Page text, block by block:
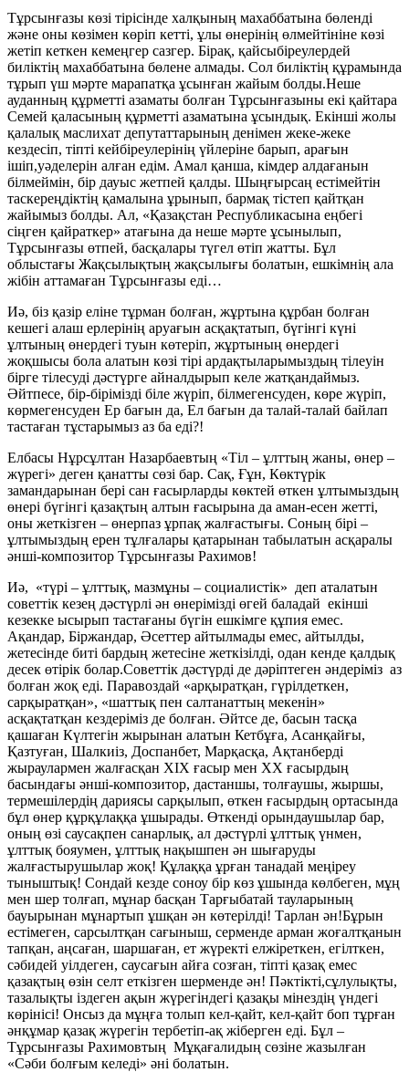
Тұрсынғазы көзі тірісінде халқының махаббатына бөленді
және оны көзімен көріп кетті, ұлы өнерінің өлмейтініне көзі
жетіп кеткен кемеңгер сазгер. Бірақ, қайсыбіреулердей
биліктің махаббатына бөлене алмады. Сол биліктің құрамында
тұрып үш мәрте марапатқа ұсынған жайым болды.Неше
ауданның құрметті азаматы болған Тұрсынғазыны екі қайтара
Семей қаласының құрметті азаматына ұсындық. Екінші жолы
қалалық маслихат депутаттарының денімен жеке-жеке
кездесіп, тіпті кейбіреулерінің үйлеріне барып, арағын
ішіп,уәделерін алған едім. Амал қанша, кімдер алдағанын
білмеймін, бір дауыс жетпей қалды. Шыңғырсаң естімейтін
таскереңдіктің қамалына ұрынып, бармақ тістеп қайтқан
жайымыз болды. Ал, «Қазақстан Республикасына еңбегі
сіңген қайраткер» атағына да неше мәрте ұсынылып,
Тұрсынғазы өтпей, басқалары түгел өтіп жатты. Бұл
облыстағы Жақсылықтың жақсылығы болатын, ешкімнің ала
жібін аттамаған Тұрсынғазы еді…
Иә, біз қазір еліне тұрман болған, жұртына құрбан болған
кешегі алаш ерлерінің аруағын асқақтатып, бүгінгі күні
ұлтының өнердегі туын көтеріп, жұртының өнердегі
жоқшысы бола алатын көзі тірі ардақтыларымыздың тілеуін
бірге тілесуді дәстүрге айналдырып келе жатқандаймыз.
Әйтпесе, бір-бірімізді біле жүріп, білмегенсуден, көре жүріп,
көрмегенсуден Ер бағын да, Ел бағын да талай-талай байлап
тастаған тұстарымыз аз ба еді?!
Елбасы Нұрсұлтан Назарбаевтың «Тіл – ұлттың жаны, өнер –
жүрегі» деген қанатты сөзі бар. Сақ, Ғұн, Көктүрік
замандарынан бері сан ғасырларды көктей өткен ұлтымыздың
өнері бүгінгі қазақтың алтын ғасырына да аман-есен жетті,
оны жеткізген – өнерпаз ұрпақ жалғастығы. Соның бірі –
ұлтымыздың ерен тұлғалары қатарынан табылатын асқаралы
әнші-композитор Тұрсынғазы Рахимов!
Иә, «түрі – ұлттық, мазмұны – социалистік» деп аталатын
советтік кезең дәстүрлі ән өнерімізді өгей баладай екінші
кезекке ысырып тастағаны бүгін ешкімге құпия емес.
Ақандар, Біржандар, Әсеттер айтылмады емес, айтылды,
жетесінде биті бардың жетесіне жеткізілді, одан кенде қалдық
десек өтірік болар.Советтік дәстүрді де дәріптеген әндеріміз аз
болған жоқ еді. Паравоздай «арқыратқан, гүрілдеткен,
сарқыратқан», «шаттық пен салтанаттың мекенін»
асқақтатқан кездеріміз де болған. Әйтсе де, басын тасқа
қашаған Күлтегін жырынан алатын Кетбұға, Асанқайғы,
Қазтуған, Шалкиіз, Доспанбет, Марқасқа, Ақтанберді
жыраулармен жалғасқан ХІХ ғасыр мен ХХ ғасырдың
басындағы әнші-композитор, дастаншы, толғаушы, жыршы,
термешілердің дариясы сарқылып, өткен ғасырдың ортасында
бұл өнер құрқұлаққа ұшырады. Өткенді орындаушылар бар,
оның өзі саусақпен санарлық, ал дәстүрлі ұлттық үнмен,
ұлттық бояумен, ұлттық нақышпен ән шығаруды
жалғастырушылар жоқ! Құлаққа ұрған танадай меңіреу
тыныштық! Сондай кезде соноу бір көз ұшында көлбеген, мұң
мен шер толғап, мұнар басқан Тарғыбатай тауларының
бауырынан мұнартып ұшқан ән көтерілді! Тарлан ән!Бұрын
естімеген, сарсылтқан сағыныш, серменде арман жоғалтқанын
тапқан, аңсаған, шаршаған, ет жүректі елжіреткен, егілткен,
сәбидей уілдеген, саусағын айға созған, тіпті қазақ емес
қазақтың өзін селт еткізген шерменде ән! Пәктікті,сұлулықты,
тазалықты іздеген ақын жүрегіндегі қазақы мінездің үндегі
көрінісі! Онсыз да мұңға толып кел-қайт, кел-қайт боп тұрған
әнқұмар қазақ жүрегін тербетіп-ақ жіберген еді. Бұл –
Тұрсынғазы Рахимовтың Мұқағалидың сөзіне жазылған
«Сәби болғым келеді» әні болатын.